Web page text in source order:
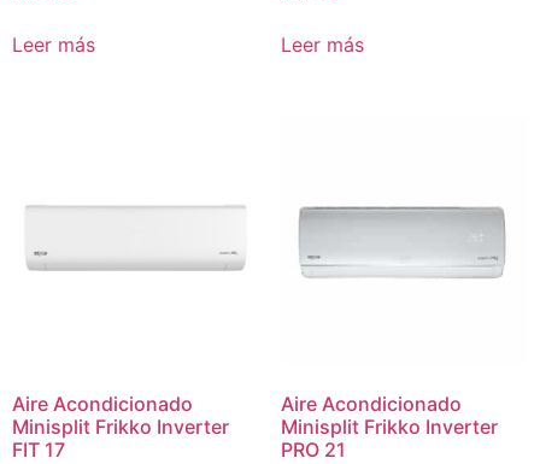
Leer más Leer más
Aire Acondicionado
Minisplit Frikko Inverter
FIT 17
Aire Acondicionado
Minisplit Frikko Inverter
PRO 21